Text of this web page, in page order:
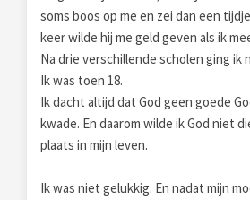
soms boos op me en zei dan een
keer wilde hij me geld geven als ik
Na drie verschillende scholen ging ik
Ik was toen 18.
Ik dacht altijd dat God geen goede
kwade. En daarom wilde ik God niet
plaats in mijn leven.
Ik was niet gelukkig. En nadat mijn